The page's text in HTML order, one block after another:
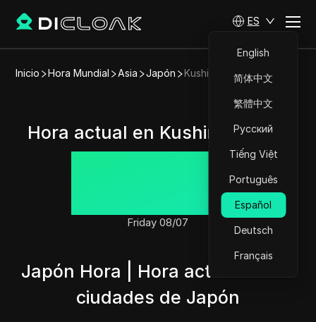
ES
English
简体中文
繁體中文
Русский
Tiếng Việt
Português
Español
Deutsch
Français
Inicio Hora Mundial Asia Japón Kushiro
Hora actual en Kushiro, Japón
16:20:56
Friday 08/07
Japón Hora | Hora actual en las
ciudades de Japón